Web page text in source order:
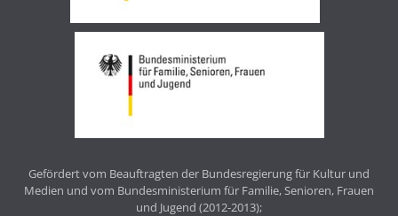
Gefördert vom Beauftragten der Bundesregierung für Kultur und
Medien und vom Bundesministerium für Familie, Senioren, Frauen
und Jugend (2012-2013);